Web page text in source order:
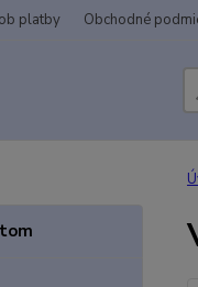
platby Obchodné